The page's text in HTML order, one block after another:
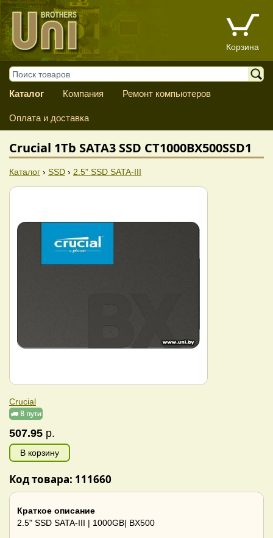
Корзина
Каталог Компания Ремонт компьютеров
Оплата и доставка
Crucial 1Tb SATA3 SSD CT1000BX500SSD1
Каталог › SSD › 2.5" SSD SATA-III
Crucial
507.95 р.
В корзину
Код товара: 111660
Краткое описание
2.5" SSD SATA-III | 1000GB| BX500